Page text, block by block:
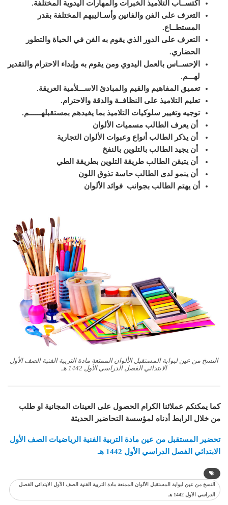
اكتســاب التلاميذ الخبرات والمهارات اليدوية المختلفة.
التعرف على الفن والفانين وأسـاليبهم المختلفة بقدر
المستطــاع.
التعرف على الدور الذي يقوم به الفن في الحياة والتطور
الحضاري.
الإحســاس بالعمل اليدوي ومن يقوم به وإبداء الاحترام والتقدير
لهـــم.
تعميق المفاهيم والقيم والمبادئ الاســـلأمية العريقة.
تعليم التلاميذ على النظافــة والدقة والاحترام.
توجيه وتغيير سلوكيات التلاميذ بما يفيدهم بمستقبلهــــــم.
أن يعرف الطالب مسميات الألوان
أن يذكر الطالب أنواع وعبوات الألوان التجارية
أن يجيد الطالب بالتلوين بالنفخ
أن يتيقن الطالب طريقة التلوين بطريقة الطي
أن ينمو لدى الطالب حاسة تذوق اللون
أن يهتم الطالب بجوانب فوائد الألوان
النسخ من عين لبوابة المستقبل الألوان الممتعة مادة التربية الفنية الصف الأول
الابتدائي الفصل الدراسي الأول 1442 هـ
كما يمكنكم عملائنا الكرام الحصول على العينات المجانية او طلب
من خلال الرابط أدناه لمؤسسة التحاضير الحديثة
تحضير المستقبل من عين مادة التربية الفنية الرياضيات الصف الأول
الابتدائي الفصل الدراسي الأول 1442 هـ
النسخ من عين لبوابة المستقبل الألوان الممتعة مادة التربية الفنية الصف الأول الابتدائي الفصل
الدراسي الأول 1442 هـ